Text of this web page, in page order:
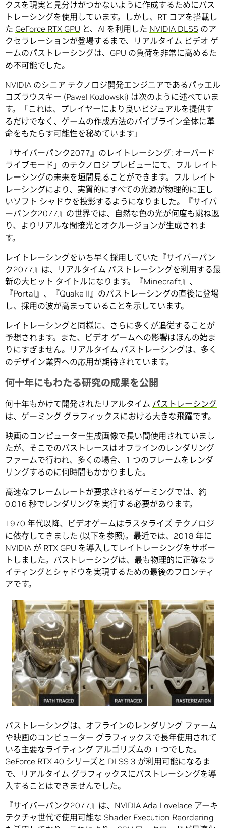
クスを現実と見分けがつかないように作成するためにパス
トレーシングを使用しています。しかし、RT コアを搭載し
た GeForce RTX GPU と、AI を利用した NVIDIA DLSS のア
クセラレーションが登場するまで、リアルタイム ビデオ ゲ
ームのパストレーシングは、GPU の負荷を非常に高めるた
め不可能でした。
NVIDIA のシニア テクノロジ開発エンジニアであるパゥエル
コズラウスキー (Pawel Kozlowski) は次のように述べていま
す。「これは、プレイヤーにより良いビジュアルを提供す
るだけでなく、ゲームの作成方法のパイプライン全体に革
命をもたらす可能性を秘めています」
『サイバーパンク2077』のレイトレーシング: オーバード
ライブモード」のテクノロジ プレビューにて、フル レイト
レーシングの未来を垣間見ることができます。フル レイト
レーシングにより、実質的にすべての光源が物理的に正し
いソフト シャドウを投影するようになりました。『サイバ
ーパンク2077』の世界では、自然な色の光が何度も跳ね返
り、よりリアルな間接光とオクルージョンが生成されま
す。
レイトレーシングをいち早く採用していた『サイバーパン
ク2077』は、リアルタイム パストレーシングを利用する最
新の大ヒット タイトルになります。『Minecraft』、
『Portal』、『Quake II』のパストレーシングの直後に登場
し、採用の波が高まっていることを示しています。
レイトレーシング と同様に、さらに多くが追従することが
予想されます。また、ビデオ ゲームへの影響はほんの始ま
りにすぎません。リアルタイム パストレーシングは、多く
のデザイン業界への応用が期待されています。
何十年にもわたる研究の成果を公開
何十年もかけて開発されたリアルタイム パストレーシング
は、ゲーミング グラフィックスにおける大きな飛躍です。
映画のコンピューター生成画像で長い間使用されていまし
たが、そこでのパストレースはオフラインのレンダリング
ファームで行われ、多くの場合、1 つのフレームをレンダ
リングするのに何時間もかかりました。
高速なフレームレートが要求されるゲーミングでは、約
0.016 秒でレンダリングを実行する必要があります。
1970 年代以降、ビデオゲームはラスタライズ テクノロジ
に依存してきました (以下を参照)。最近では、2018 年に
NVIDIA が RTX GPU を導入してレイトレーシングをサポー
トしました。パストレーシングは、最も物理的に正確なラ
イティングとシャドウを実現するための最後のフロンティ
アです。
パストレーシングは、オフラインのレンダリング ファーム
や映画のコンピューター グラフィックスで長年使用されて
いる主要なライティング アルゴリズムの 1 つでした。
GeForce RTX 40 シリーズと DLSS 3 が利用可能になるま
で、リアルタイム グラフィックスにパストレーシングを導
入することはできませんでした。
『サイバーパンク2077』は、NVIDIA Ada Lovelace アーキ
テクチャ世代で使用可能な Shader Execution Reordering